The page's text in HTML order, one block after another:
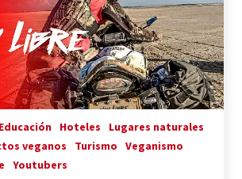
RED VEGANA
3 años atrás
Voy Libre: Viaje Documental
3 años atrás
y Vivir de tu Pasión
Educación Hoteles
Lugares naturales
veganos Turismo
Veganismo
Youtubers